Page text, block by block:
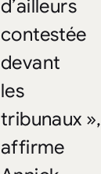
d’ailleurs
contestée
devant
les
tribunaux »,
affirme